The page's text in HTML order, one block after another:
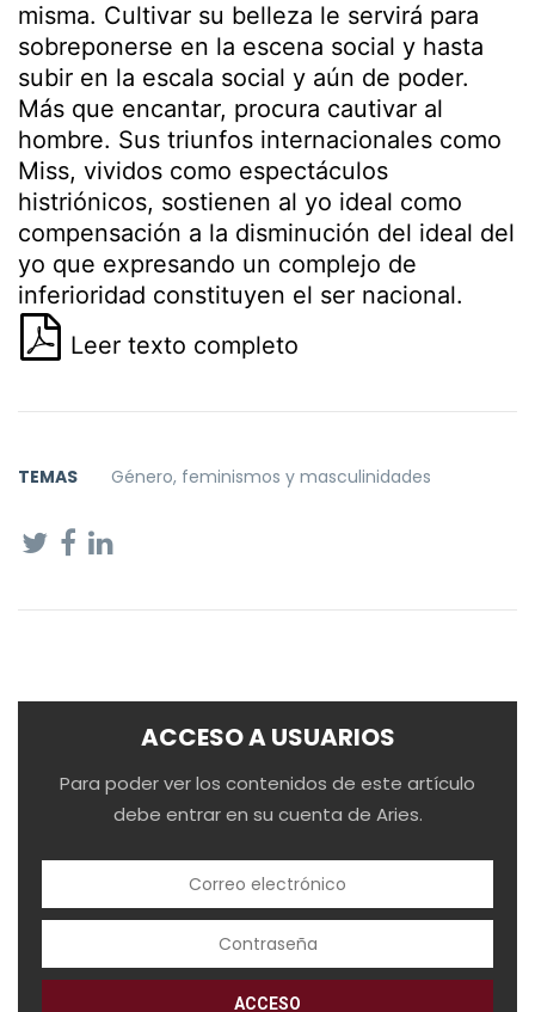
misma. Cultivar su belleza le servirá para
sobreponerse en la escena social y hasta
subir en la escala social y aún de poder.
Más que encantar, procura cautivar al
hombre. Sus triunfos internacionales como
Miss, vividos como espectáculos
histriónicos, sostienen al yo ideal como
compensación a la disminución del ideal del
yo que expresando un complejo de
inferioridad constituyen el ser nacional.
Leer texto completo
TEMAS Género, feminismos y masculinidades
ACCESO A USUARIOS
Para poder ver los contenidos de este artículo
debe entrar en su cuenta de Aries.